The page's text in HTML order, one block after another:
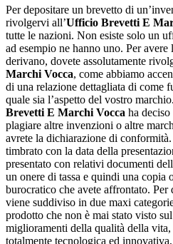
Per depositare un brevetto di
rivolgervi all’Ufficio Brevetti E
tutte le nazioni. Non esiste solo un
ad esempio ne hanno uno. Per
derivano, dovete assolutamente
Marchi Vocca, come abbiamo
di una relazione dettagliata di come
quale sia l’aspetto del vostro
Brevetti E Marchi Vocca ha deciso
plagiare altre invenzioni o altre
avrete la dichiarazione di
timbrato con la data della
presentato con relativi documenti
un onere di tassa e quindi una copia
burocratico che avete affrontato.
viene suddiviso in due maxi
prodotto che non è mai stato visto
miglioramenti della qualità della vita,
totalmente tecnologica ed